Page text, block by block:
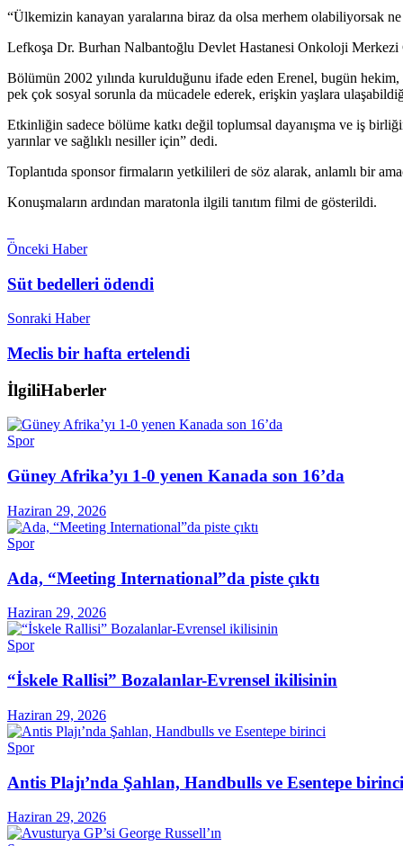
“Ülkemizin kanayan yaralarına biraz da olsa merhem olabiliyorsak
Lefkoşa Dr. Burhan Nalbantoğlu Devlet Hastanesi Onkoloji
Bölümün 2002 yılında kurulduğunu ifade eden Erenel, bugün hekim,
pek çok sosyal sorunla da mücadele ederek, erişkin yaşlara
Etkinliğin sadece bölüme katkı değil toplumsal dayanışma ve iş
yarınlar ve sağlıklı nesiller için” dedi.
Toplantıda sponsor firmaların yetkilileri de söz alarak, anlamlı bir
Konuşmaların ardından maratonla ilgili tanıtım filmi de gösterildi.
Önceki Haber
Süt bedelleri ödendi
Sonraki Haber
Meclis bir hafta ertelendi
İlgiliHaberler
Spor
Güney Afrika’yı 1-0 yenen Kanada son 16’da
Haziran 29, 2026
Spor
Ada, “Meeting International”da piste çıktı
Haziran 29, 2026
Spor
“İskele Rallisi” Bozalanlar-Evrensel ikilisinin
Haziran 29, 2026
Spor
Antis Plajı’nda Şahlan, Handbulls ve Esentepe birinci
Haziran 29, 2026